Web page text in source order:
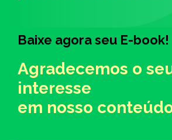
Baixe agora seu E-book!
Agradecemos o
interesse
em nosso